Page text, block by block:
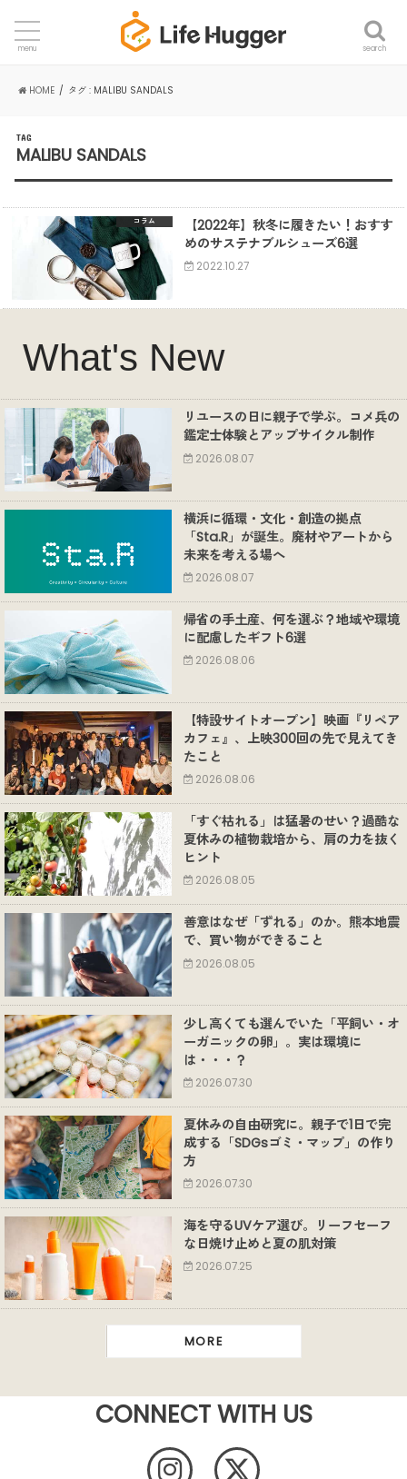
search
menu
HOME タグ : MALIBU SANDALS
TAG
MALIBU SANDALS
コラム
【2022年】秋冬に履きたい！おすす
めのサステナブルシューズ6選
2022.10.27
What's New
リユースの日に親子で学ぶ。コメ兵の
鑑定士体験とアップサイクル制作
2026.08.07
横浜に循環・文化・創造の拠点
「Sta.R」が誕生。廃材やアートから
未来を考える場へ
2026.08.07
帰省の手土産、何を選ぶ？地域や環境
に配慮したギフト6選
2026.08.06
【特設サイトオープン】映画『リペア
カフェ』、上映300回の先で見えてき
たこと
2026.08.06
「すぐ枯れる」は猛暑のせい？過酷な
夏休みの植物栽培から、肩の力を抜く
ヒント
2026.08.05
善意はなぜ「ずれる」のか。熊本地震
で、買い物ができること
2026.08.05
少し高くても選んでいた「平飼い・オ
ーガニックの卵」。実は環境に
は・・・？
2026.07.30
夏休みの自由研究に。親子で1日で完
成する「SDGsゴミ・マップ」の作り
方
2026.07.30
海を守るUVケア選び。リーフセーフ
な日焼け止めと夏の肌対策
2026.07.25
MORE
CONNECT WITH US